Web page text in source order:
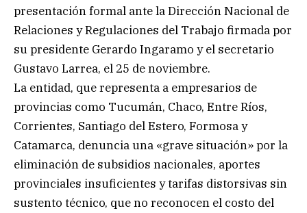
presentación formal ante la Dirección Nacional de
Relaciones y Regulaciones del Trabajo firmada por
su presidente Gerardo Ingaramo y el secretario
Gustavo Larrea, el 25 de noviembre.
La entidad, que representa a empresarios de
provincias como Tucumán, Chaco, Entre Ríos,
Corrientes, Santiago del Estero, Formosa y
Catamarca, denuncia una «grave situación» por la
eliminación de subsidios nacionales, aportes
provinciales insuficientes y tarifas distorsivas sin
sustento técnico, que no reconocen el costo del